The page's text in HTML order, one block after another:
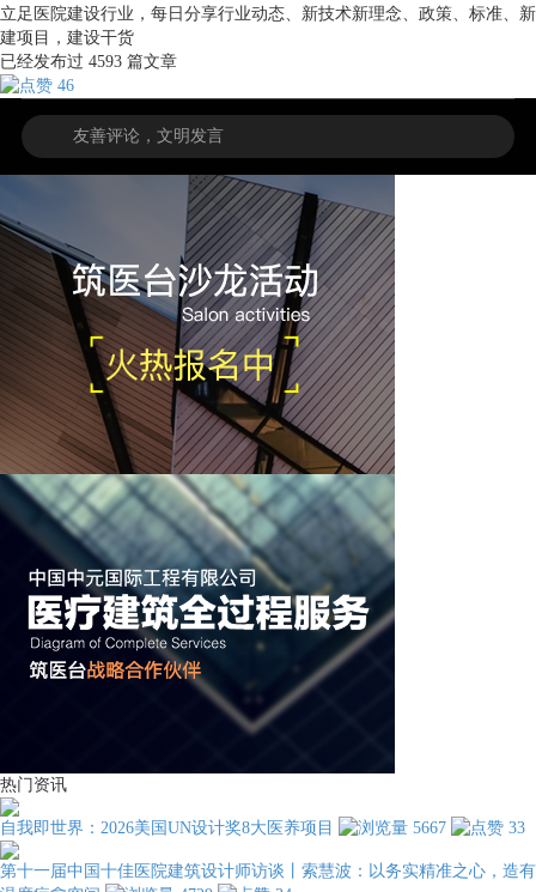
立足医院建设行业，每日分享行业动态、新技术新理念、政策、标准、新
建项目，建设干货
已经发布过 4593 篇文章
46
热门资讯
自我即世界：2026美国UN设计奖8大医养项目 5667 33
第十一届中国十佳医院建筑设计师访谈丨索慧波：以务实精准之心，造有